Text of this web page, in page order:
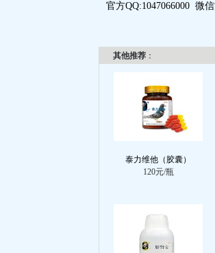
官方QQ:1047066000 微
其他推荐 ：
泰力维他（胶囊）
120元/瓶